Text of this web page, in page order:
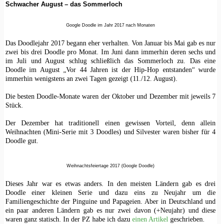
Schwacher August – das Sommerloch
Google Doodle im Jahr 2017 nach Monaten
Das Doodlejahr 2017 begann eher verhalten. Von Januar bis Mai gab es nur
zwei bis drei Doodle pro Monat. Im Juni dann immerhin deren sechs und
im Juli und August schlug schließlich das Sommerloch zu. Das eine
Doodle im August „Vor 44 Jahren ist der Hip-Hop entstanden“ wurde
immerhin wenigstens an zwei Tagen gezeigt (11./12. August).
Die besten Doodle-Monate waren der Oktober und Dezember mit jeweils 7
Stück.
Der Dezember hat traditionell einen gewissen Vorteil, denn allein
Weihnachten (Mini-Serie mit 3 Doodles) und Silvester waren bisher für 4
Doodle gut.
Weihnachtsfeiertage 2017 (Google Doodle)
Dieses Jahr war es etwas anders. In den meisten Ländern gab es drei
Doodle einer kleinen Serie und dazu eins zu Neujahr um die
Familiengeschichte der Pinguine und Papageien. Aber in Deutschland und
ein paar anderen Ländern gab es nur zwei davon (+Neujahr) und diese
waren ganz statisch. In der PZ habe ich dazu einen Artikelgeschrieben.